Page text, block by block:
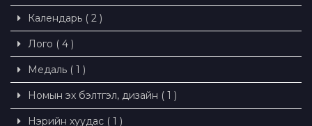
Календарь ( 2 )
Лого ( 4 )
Медаль ( 1 )
Номын эх бэлтгэл, дизайн ( 1 )
Нэрийн хуудас ( 1 )